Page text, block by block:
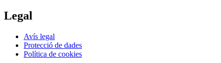
Legal
Avís legal
Protecció de dades
Política de cookies